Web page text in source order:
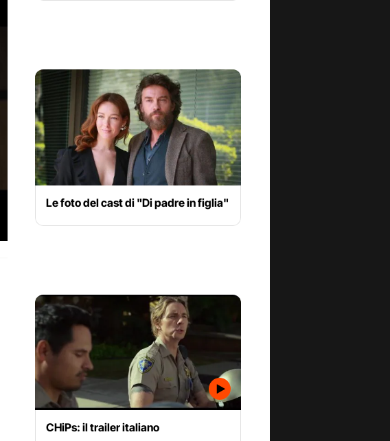
Le foto del cast di "Di padre in figlia"
CHiPs: il trailer italiano